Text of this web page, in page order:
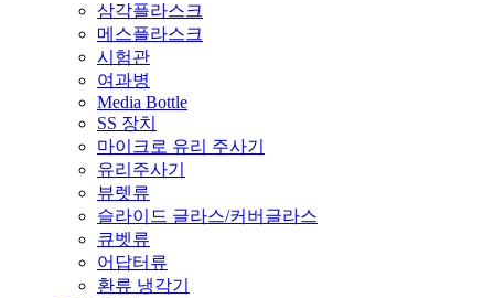
삼각플라스크
메스플라스크
시험관
여과병
Media Bottle
SS 장치
마이크로 유리 주사기
유리주사기
뷰렛류
슬라이드 글라스/커버글라스
큐벳류
어답터류
환류 냉각기